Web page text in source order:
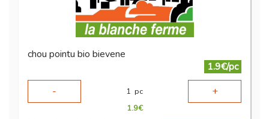
chou pointu bio bievene
1.9€/pc
-
1 pc +
1.9€